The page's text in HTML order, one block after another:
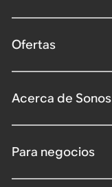
Ofertas
Acerca de Sonos
Para negocios